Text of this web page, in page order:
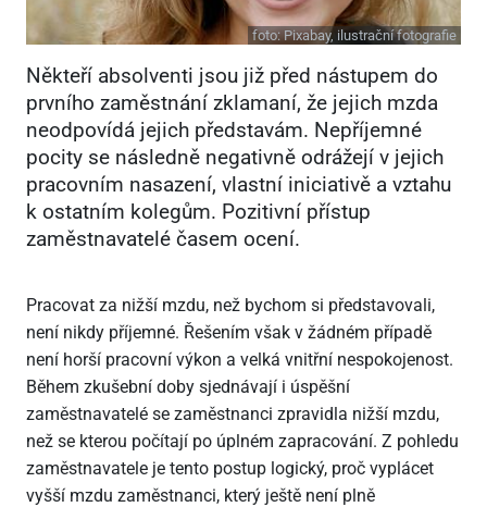
foto:Pixabay, ilustrační fotografie
Někteří absolventi jsou již před nástupem do
prvního zaměstnání zklamaní, že jejich mzda
neodpovídá jejich představám. Nepříjemné
pocity se následně negativně odrážejí v jejich
pracovním nasazení, vlastní iniciativě a vztahu
k ostatním kolegům. Pozitivní přístup
zaměstnavatelé časem ocení.
Pracovat za nižší mzdu, než bychom si představovali,
není nikdy příjemné. Řešením však v žádném případě
není horší pracovní výkon a velká vnitřní nespokojenost.
Během zkušební doby sjednávají i úspěšní
zaměstnavatelé se zaměstnanci zpravidla nižší mzdu,
než se kterou počítají po úplném zapracování. Z pohledu
zaměstnavatele je tento postup logický, proč vyplácet
vyšší mzdu zaměstnanci, který ještě není plně